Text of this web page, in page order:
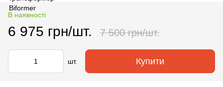
В наявності
6 975 грн/шт. 7 500 грн/шт.
шт. Купити